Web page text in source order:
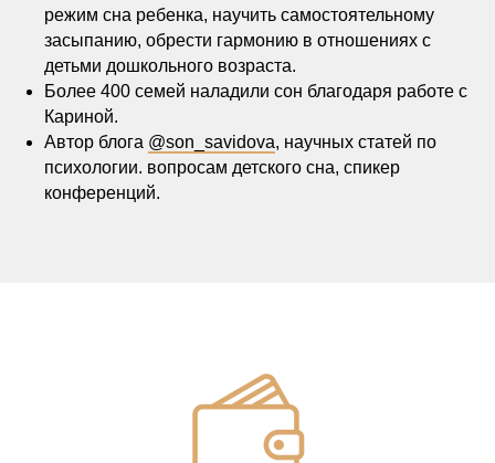
режим сна ребенка, научить самостоятельному
засыпанию, обрести гармонию в отношениях с
детьми дошкольного возраста.
Более 400 семей наладили сон благодаря работе с
Кариной.
Автор блога @son_savidova, научных статей по
психологии. вопросам детского сна, спикер
конференций.